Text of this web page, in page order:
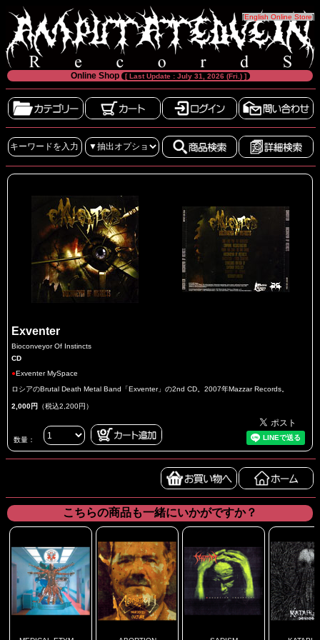
[English Online Store]
Online Shop [ Last Update : July 31, 2026 (Fri.) ]
Exventer
Bioconveyor Of Instincts
CD
●Exventer MySpace
ロシアのBrutal Death Metal Band「Exventer」の2nd CD。2007年Mazzar Records。
2,000円 （税込2,200円）
数量：
こちらの商品も一緒にいかがですか？